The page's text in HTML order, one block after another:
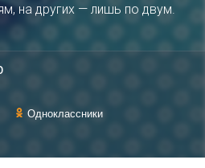
на других — лишь по двум.
Одноклассники